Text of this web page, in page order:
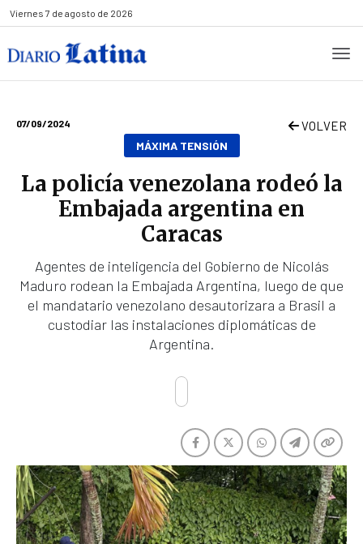
Viernes 7 de agosto de 2026
07/09/2024 VOLVER
MÁXIMA TENSIÓN
La policía venezolana rodeó la
Embajada argentina en
Caracas
Agentes de inteligencia del Gobierno de Nicolás
Maduro rodean la Embajada Argentina, luego de que
el mandatario venezolano desautorizara a Brasil a
custodiar las instalaciones diplomáticas de
Argentina.